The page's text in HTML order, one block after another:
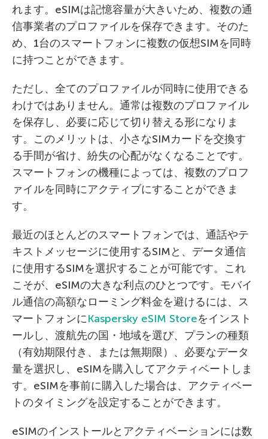
れます。eSIMは記憶容量が大きいため、複数の通
信事業者のプロファイルを保存できます。そのた
め、1台のスマートフォンに複数の仮想SIMを同時
に持つことができます。
ただし、全てのプロファイルが同時に使用できる
わけではありません。通常は複数のプロファイル
を保存し、必要に応じて切り替える形になりま
す。このメリットは、小さなSIMカードを交換す
る手間が省け、紛失の心配がなくなることです。
スマートフォンの機種によっては、複数のプロフ
ァイルを同時にアクティブにすることができま
す。
最近のほとんどのスマートフォンでは、通話やテ
キストメッセージに使用するSIMと、データ通信
に使用するSIMを選択することが可能です。これ
こそが、eSIMの大きな利点のひとつです。モバイ
ル通信の高額なローミング料金を避けるには、ス
マートフォンにKaspersky eSIM Storeをインスト
ールし、渡航先の国・地域を選び、プランの種類
（有効期限付き、または無期限）、必要なデータ
量を選択し、eSIMを購入してアクティベートしま
す。eSIMを事前に購入した場合は、アクティベー
トのタイミングを設定することができます。
eSIMのインストールとアクティベーションには数